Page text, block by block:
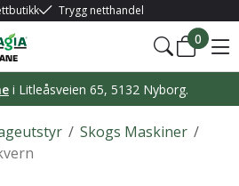
Trygg netthandel
0
i Litleåsveien 65, 5132 Nyborg.
/ /
Skogs Maskiner